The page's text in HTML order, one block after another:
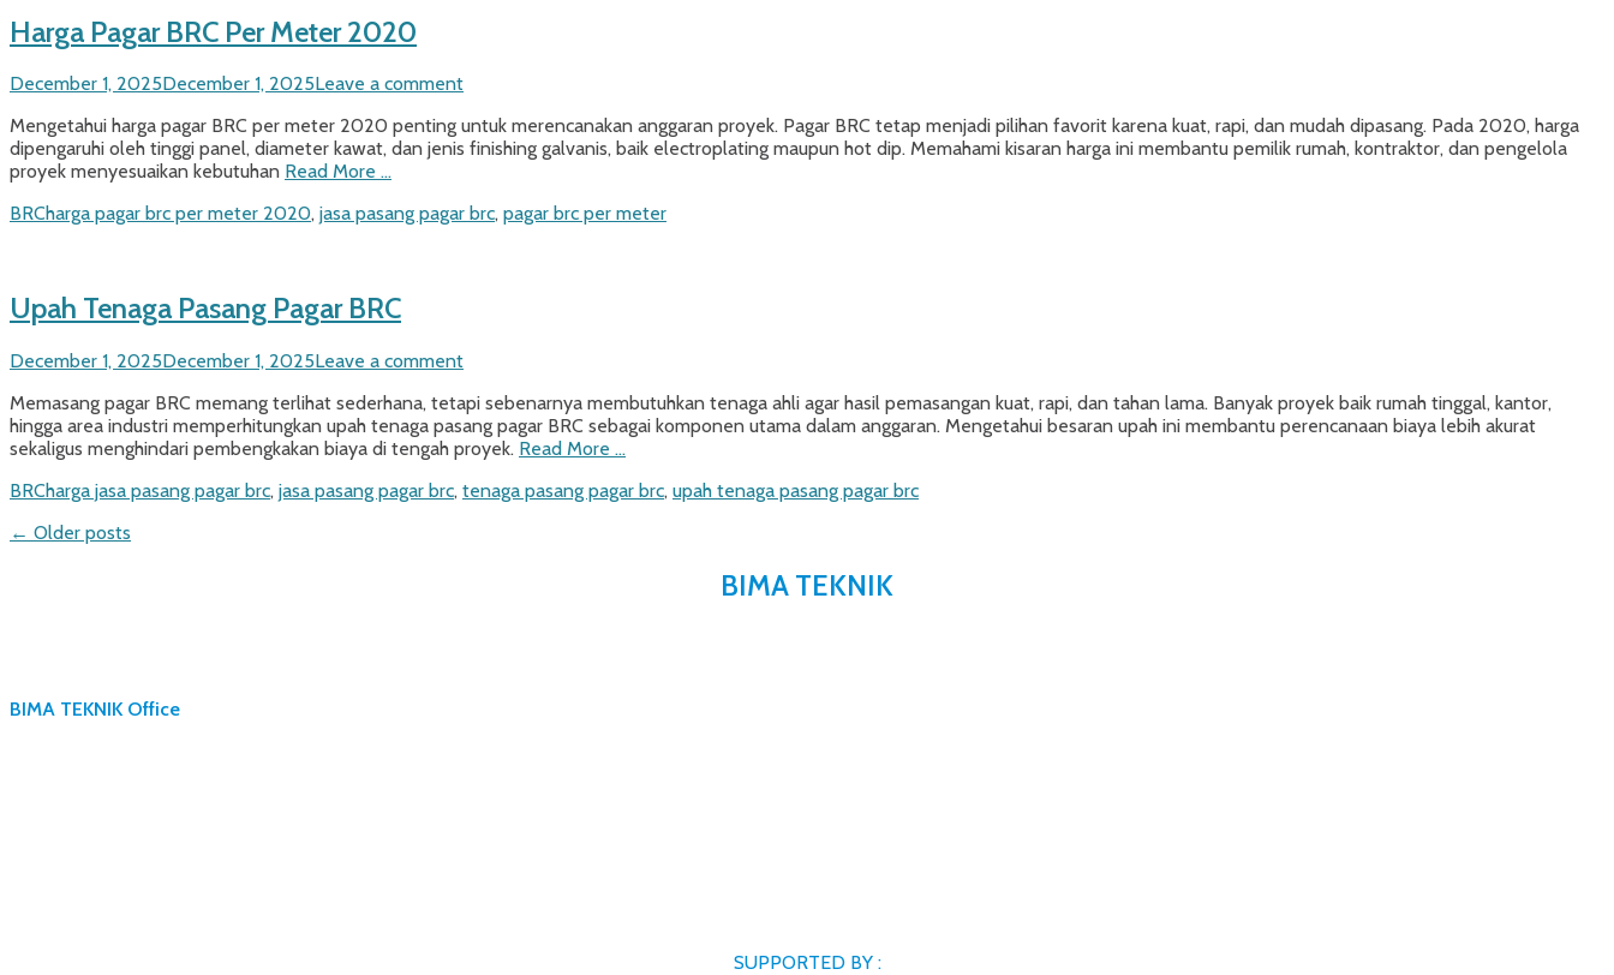
Harga Pagar BRC Per Meter 2020
Posted
December 1, 2025December 1, 2025Leave a comment
Mengetahui harga pagar BRC per meter 2020 penting untuk merencanakan anggaran proyek. Pagar BRC tetap menjadi pilihan favorit karena kuat, rapi, dan mudah dipasang. Pada 2020, harga
dipengaruhi oleh tinggi panel, diameter kawat, dan jenis finishing galvanis, baik electroplating maupun hot dip. Memahami kisaran harga ini membantu pemilik rumah, kontraktor, dan pengelola
proyek menyesuaikan kebutuhan Read More …
Categories
BRCTags
harga pagar brc per meter 2020, jasa pasang pagar brc, pagar brc per meter
Upah Tenaga Pasang Pagar BRC
Posted
December 1, 2025December 1, 2025Leave a comment
Memasang pagar BRC memang terlihat sederhana, tetapi sebenarnya membutuhkan tenaga ahli agar hasil pemasangan kuat, rapi, dan tahan lama. Banyak proyek baik rumah tinggal, kantor,
hingga area industri memperhitungkan upah tenaga pasang pagar BRC sebagai komponen utama dalam anggaran. Mengetahui besaran upah ini membantu perencanaan biaya lebih akurat
sekaligus menghindari pembengkakan biaya di tengah proyek. Read More …
Categories
BRCTags
harga jasa pasang pagar brc, jasa pasang pagar brc, tenaga pasang pagar brc, upah tenaga pasang pagar brc
Post
← Older posts
BIMA TEKNIK
BIMA TEKNIK Office
SUPPORTED BY :